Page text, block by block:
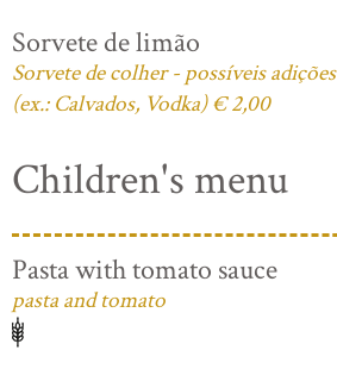
Sorvete de limão
Sorvete de colher - possíveis adições
(ex.: Calvados, Vodka) € 2,00
Children's menu
Pasta with tomato sauce
pasta and tomato